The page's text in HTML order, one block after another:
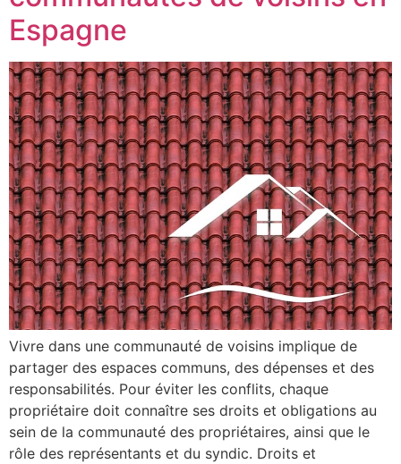
Espagne
Vivre dans une communauté de voisins implique de
partager des espaces communs, des dépenses et des
responsabilités. Pour éviter les conflits, chaque
propriétaire doit connaître ses droits et obligations au
sein de la communauté des propriétaires, ainsi que le
rôle des représentants et du syndic. Droits et